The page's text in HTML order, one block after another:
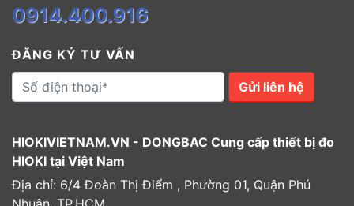
0914.400.916
ĐĂNG KÝ TƯ VẤN
Gửi liên hệ
HIOKIVIETNAM.VN - DONGBAC Cung cấp thiết bị đo
HIOKI tại Việt Nam
Địa chỉ: 6/4 Đoàn Thị Điểm , Phường 01, Quận Phú